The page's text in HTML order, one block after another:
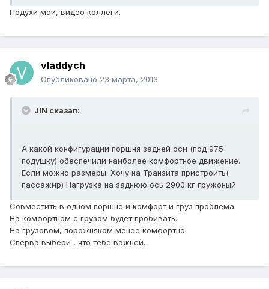
Подухи мои, видео коллеги.
vladdych
Опубликовано 23 марта, 2013
JIN сказал:
А какой конфигурации поршня задней оси (под 975
подушку) обеспечили наиболее комфортное движение.
Если можно размеры. Хочу на Транзита пристроить(
пассажир) Нагрузка на заднюю ось 2900 кг гружоный
Совместить в одном поршне и комфорт и груз проблема.
На комфортном с грузом будет пробивать.
На грузовом, порожняком менее комфортно.
Сперва выбери , что тебе важней.